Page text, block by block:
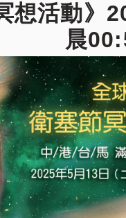
想活動》
晨